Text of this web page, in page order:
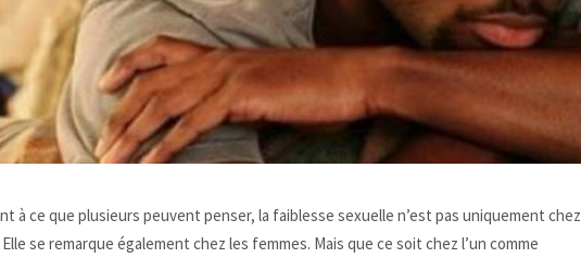
à ce que plusieurs peuvent penser, la faiblesse sexuelle n’est pas uniquement chez
se remarque également chez les femmes. Mais que ce soit chez l’un comme